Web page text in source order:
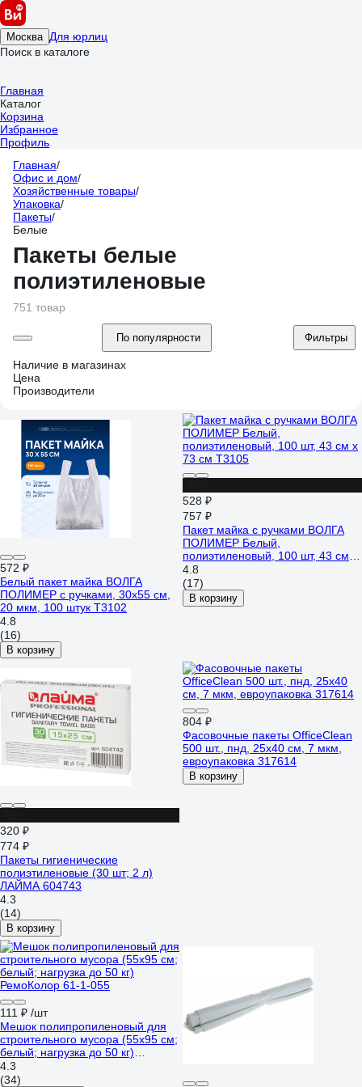
Москва Для юрлиц
Поиск в каталоге
Главная
Каталог
Корзина
Избранное
Профиль
Главная/
Офис и дом/
Хозяйственные товары/
Упаковка/
Пакеты/
Белые
Пакеты белые
полиэтиленовые
751 товар
По популярности Фильтры
Наличие в магазинах
Цена
Производители
572 ₽
Белый пакет майка ВОЛГА
ПОЛИМЕР с ручками, 30х55 см,
20 мкм, 100 штук Т3102
4.8
(16)
В корзину
528 ₽
757 ₽
Пакет майка с ручками ВОЛГА
ПОЛИМЕР Белый,
полиэтиленовый, 100 шт, 43 см х
73 см Т3105
4.8
(17)
В корзину
320 ₽
774 ₽
Пакеты гигиенические
полиэтиленовые (30 шт; 2 л)
ЛАЙМА 604743
4.3
(14)
В корзину
804 ₽
Фасовочные пакеты OfficeClean
500 шт., пнд, 25x40 см, 7 мкм,
евроупаковка 317614
В корзину
111 ₽ /шт
Мешок полипропиленовый для
строительного мусора (55x95 см;
белый; нагрузка до 50 кг)
РемоКолор 61-1-055
4.3
(34)